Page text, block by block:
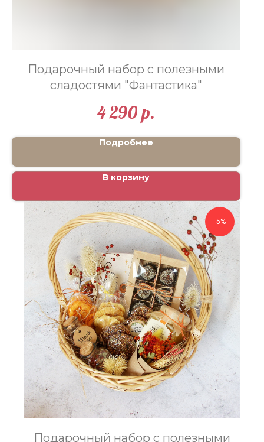
Подарочный набор с полезными
сладостями "Фантастика"
4 290р.
Подробнее
В корзину
-5%
Подарочный набор с полезными